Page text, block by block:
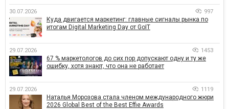
30.07.2026 997
Куда двигается маркетинг: главные сигналы рынка по
итогам Digital Marketing Day от GoIT
29.07.2026 1453
67 % маркетологов до сих пор допускают одну и ту же
ошибку, хотя знают, что она не работает
29.07.2026 1119
Наталья Морозова стала членом международного жюри
2026 Global Best of the Best Effie Awards